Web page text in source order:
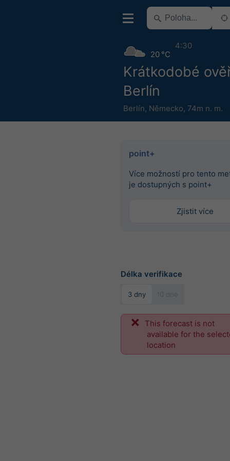
Krátkodobé
Berlín
Berlín, Německo, 74m n. m.
20 °C
4:30
point+
Více možností pro tento
je dostupných s point+
Zjistit více
Délka verifikace
3 dny
This forecast is not
available for the
location